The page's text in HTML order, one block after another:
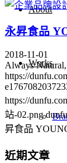
About
Works
永昇食品
2018-11-01
Always
https://
https://
站-02.png
昇食品
近期文章